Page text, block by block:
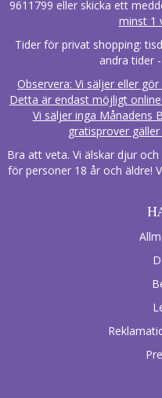
9611799 eller skicka ett
minst 1
Tider för privat shopping:
andra tider
Observera: Vi säljer eller
Detta är endast möjligt
Vi säljer inga Månadens
gratisprover
Bra att veta. Vi älskar djur
för personer 18 år och äldre!